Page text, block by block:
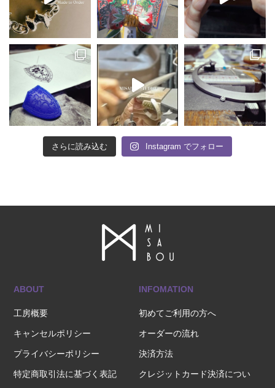
さらに読み込む Instagram でフォロー
ABOUT
工房概要
キャンセルポリシー
プライバシーポリシー
特定商取引法に基づく表記
INFOMATION
初めてご利用の方へ
オーダーの流れ
決済方法
クレジットカード決済につい